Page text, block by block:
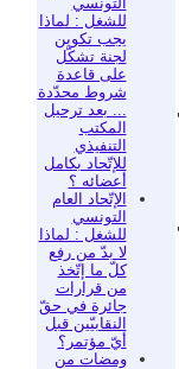
للشغل : لماذا
يجب تكوين
لجنة تشكّل
على قاعدة
شروط محدّدة
... بعد ترحيل
المكتب
التنفيذي
للإتّحاد بكامل
أعضائه ؟
الإتّحاد العام
التونسي
للشغل : لماذا
لا بدّ من رفع
كلّ ما إتّخذ
من قرارات
جائرة في حقّ
النقابيّين قبل
أيّ مؤتمر؟
ومضات من